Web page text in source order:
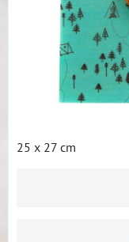
25 x 27 cm